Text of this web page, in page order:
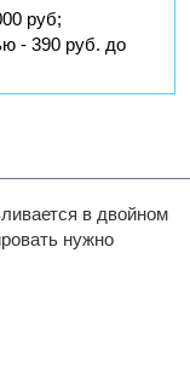
руб;
- 390 руб. до
в двойном
нужно